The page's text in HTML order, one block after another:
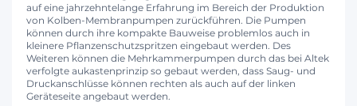
auf eine jahrzehntelange Erfahrung im Bereich der Produktion
von Kolben-Membranpumpen zurückführen. Die Pumpen
können durch ihre kompakte Bauweise problemlos auch in
kleinere Pflanzenschutzspritzen eingebaut werden. Des
Weiteren können die Mehrkammerpumpen durch das bei Altek
verfolgte aukastenprinzip so gebaut werden, dass Saug- und
Druckanschlüsse können rechten als auch auf der linken
Geräteseite angebaut werden.